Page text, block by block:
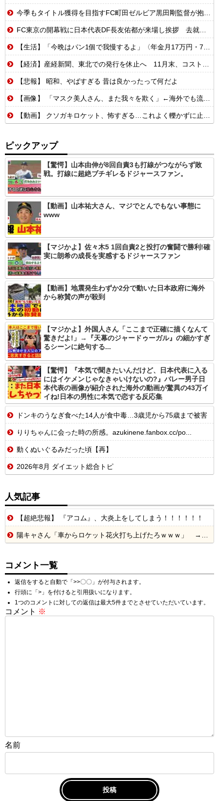
今季もタイトル獲得を目指すFC町田ゼルビア黒田剛監督が抱負を語る
FC東京の開幕戦に日本代表DF長友佑都が来場し挨拶 去就に注目集まる
【生活】「今晩はパン1個で我慢するよ」〈年金月17万円・74歳男性〉物価高で変わった当たり前の食卓…「1食抜けば、数百円は使わずに済む」
【経済】産経新聞、東北での発行を休止へ 11月末、コスト増で合理化
【悲報】 昭和、やばすぎる 昔は良かったって何だよ
【画像】 「マスク美人さん、また我々を欺く」←海外でも流行りだした結果がこちらw w w w w w w
【動画】 クソガキロケット、怖すぎる…これよく轢かずに止まれたな
ピックアップ
【驚愕】山本由伸が8回自責3も打線がつながらず敗
戦。打線に超絶ブチギレるドジャースファン。
【動画】山本祐大さん、マジでとんでもない事態に
www
【マジかよ】佐々木5 1回自責2と投打の奮闘で勝利!確
実に朗希の成長を実感するドジャースファン
【動画】地震発生わずか2分で動いた日本政府に海外
から称賛の声が殺到
【マジかよ】外国人さん「ここまで正確に描くなんて
驚きだよ!」→『天幕のジャードゥーガル』の細かすぎ
るシーンに絶句する...
【驚愕】『本気で聞きたいんだけど、日本代表に入る
にはイケメンじゃなきゃいけないの?』バレー男子日
本代表の画像が紹介された海外の動画が驚異の43万イ
イね!日本の男性に本気で恋する反応集
ドンキのうなぎ食べた14人が食中毒…3歳児から75歳まで被害
りりちゃんに会った時の所感。azukinene.fanbox.cc/po...
動くぬいぐるみだった頃【再】
2026年8月 ダイエット総合トピ
人気記事
【超絶悲報】 『アコム』、大炎上をしてしまう！！！！！！
陽キャさん「車からロケット花火打ち上げたろｗｗｗ」 → サンルーフが閉まっていて無事車内に発射
コメント一覧
返信をすると自動で「>>〇〇」が付与されます。
行頭に「>」を付けると引用扱いになります。
1つのコメントに対しての返信は最大5件までとさせていただいています。
コメント ※
名前